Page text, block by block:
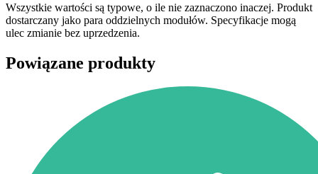
Wszystkie wartości są typowe, o ile nie zaznaczono inaczej. Produkt
dostarczany jako para oddzielnych modułów. Specyfikacje mogą
ulec zmianie bez uprzedzenia.
Powiązane produkty